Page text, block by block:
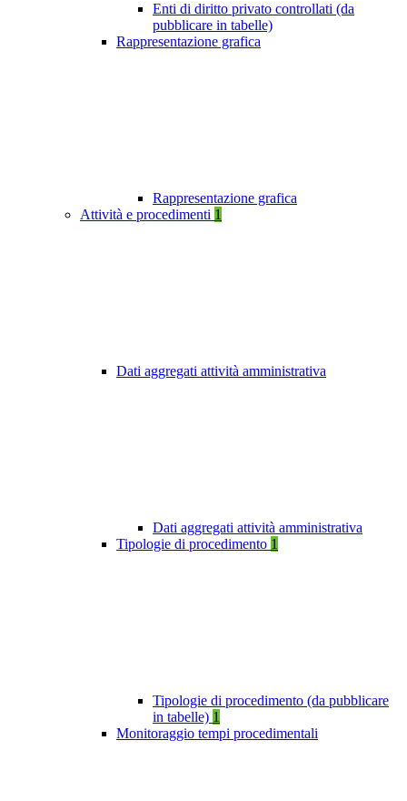
Enti di diritto privato controllati (da
pubblicare in tabelle)
Rappresentazione grafica
Rappresentazione grafica
Attività e procedimenti 1
Dati aggregati attività amministrativa
Dati aggregati attività amministrativa
Tipologie di procedimento 1
Tipologie di procedimento (da pubblicare
in tabelle) 1
Monitoraggio tempi procedimentali